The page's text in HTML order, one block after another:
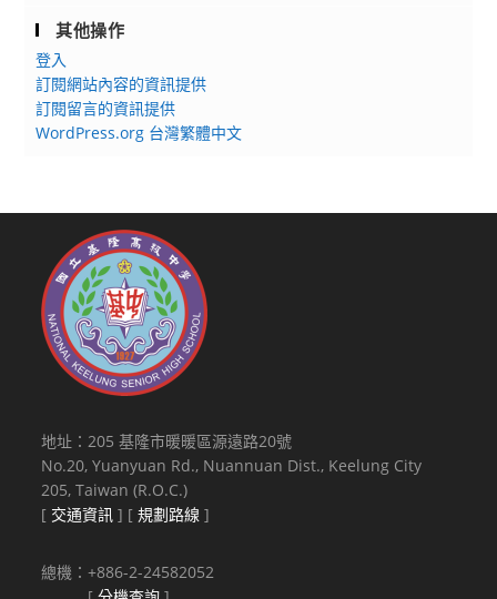
其他操作
登入
訂閱網站內容的資訊提供
訂閱留言的資訊提供
WordPress.org 台灣繁體中文
地址：205 基隆市暖暖區源遠路20號
No.20, Yuanyuan Rd., Nuannuan Dist., Keelung City
205, Taiwan (R.O.C.)
[ 交通資訊 ] [規劃路線 ]
總機：+886-2-24582052